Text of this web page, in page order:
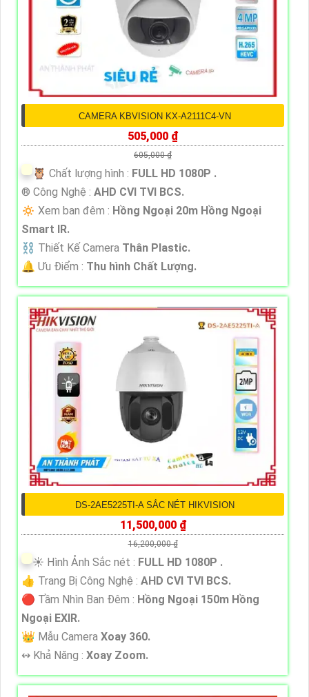
CAMERA KBVISION KX-A2111C4-VN
505,000 ₫
605,000 ₫
🦉 Chất lượng hình : FULL HD 1080P .
®️ Công Nghệ : AHD CVI TVI BCS.
🔅 Xem ban đêm : Hồng Ngoại 20m Hồng Ngoại
Smart IR.
⛓ Thiết Kế Camera Thân Plastic.
️🔔 Ưu Điểm : Thu hình Chất Lượng.
DS-2AE5225TI-A SẮC NÉT HIKVISION
11,500,000 ₫
16,200,000 ₫
☀️ Hình Ảnh Sắc nét : FULL HD 1080P .
👍 Trang Bị Công Nghệ : AHD CVI TVI BCS.
🔴 Tầm Nhìn Ban Đêm : Hồng Ngoại 150m Hồng
Ngoại EXIR.
👑 Mẫu Camera Xoay 360.
️↭ Khả Năng : Xoay Zoom.